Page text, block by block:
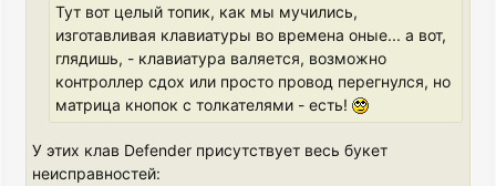
Тут вот целый топик, как мы мучились,
изготавливая клавиатуры во времена оные... а вот,
глядишь, - клавиатура валяется, возможно
контроллер сдох или просто провод перегнулся, но
матрица кнопок с толкателями - есть!
У этих клав Defender присутствует весь букет
неисправностей: